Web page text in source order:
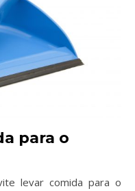
para o
levar comida para o